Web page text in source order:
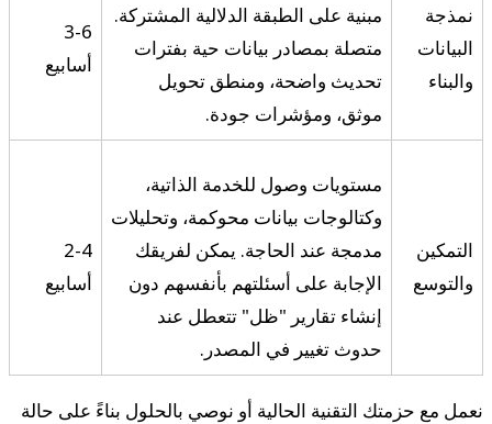
نمذجة
البيانات
والبناء
مبنية على الطبقة الدلالية المشتركة.
متصلة بمصادر بيانات حية بفترات
تحديث واضحة، ومنطق تحويل
موثق، ومؤشرات جودة.
3-6
أسابيع
التمكين
والتوسع
مستويات وصول للخدمة الذاتية،
وكتالوجات بيانات محوكمة، وتحليلات
مدمجة عند الحاجة. يمكن لفريقك
الإجابة على أسئلتهم بأنفسهم دون
إنشاء تقارير "ظل" تتعطل عند
حدوث تغيير في المصدر.
2-4
أسابيع
نعمل مع حزمتك التقنية الحالية أو نوصي بالحلول بناءً على حالة